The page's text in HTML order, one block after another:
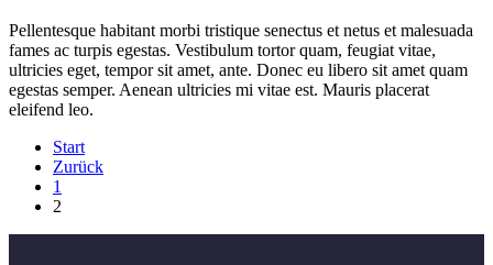
Pellentesque habitant morbi tristique senectus et netus et malesuada
fames ac turpis egestas. Vestibulum tortor quam, feugiat vitae,
ultricies eget, tempor sit amet, ante. Donec eu libero sit amet quam
egestas semper. Aenean ultricies mi vitae est. Mauris placerat
eleifend leo.
Start
Zurück
1
2